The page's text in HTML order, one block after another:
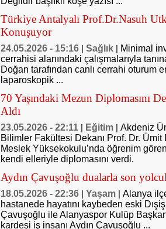
Türkiye Antalyalı Prof.Dr.Nasuh
Konuşuyor
24.05.2026 - 15:16 Sağlık
Minimal
cerrahisi alanındaki çalışmalarıyla
Doğan tarafından canlı cerrahi oturum
laparoskopik ...
70 Yaşındaki Mezun Diplomasını
Aldı
23.05.2026 - 22:11 Eğitim
Akdeniz
Bilimler Fakültesi Dekanı Prof. Dr.
Meslek Yüksekokulu’nda öğrenim
kendi elleriyle diplomasını verdi.
Aydın Çavuşoğlu dualarla son
18.05.2026 - 22:36 Yaşam
Alanya
hastanede hayatını kaybeden eski
Çavuşoğlu ile Alanyaspor Kulüp
kardeşi iş insanı Aydın Çavuşoğlu ...